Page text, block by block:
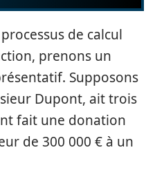
de calcul
prenons un
Supposons
Dupont, ait trois
fait une donation
de 300 000 € à un